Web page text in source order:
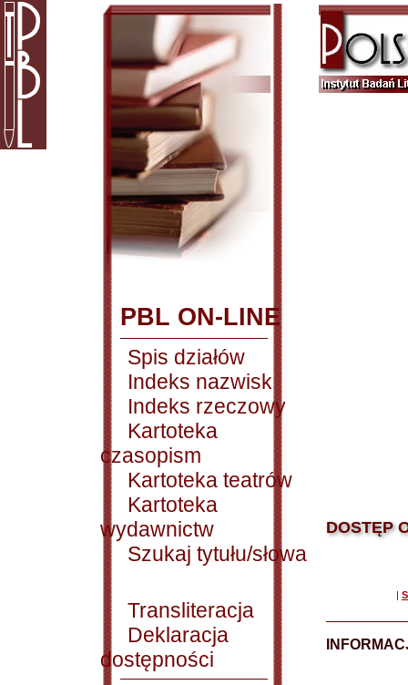
PBL ON-LINE
Spis działów
Indeks nazwisk
Indeks rzeczowy
Kartoteka
czasopism
Kartoteka teatrów
Kartoteka
wydawnictw
Szukaj tytułu/słowa
Transliteracja
Deklaracja
dostępności
DOSTĘP
|